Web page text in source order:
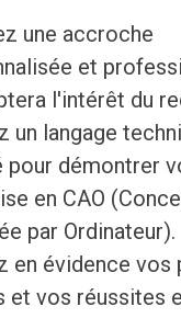
une accroche
et
l'intérêt du
un langage
pour démontrer
en CAO
par Ordinateur).
en évidence vos
et vos réussites